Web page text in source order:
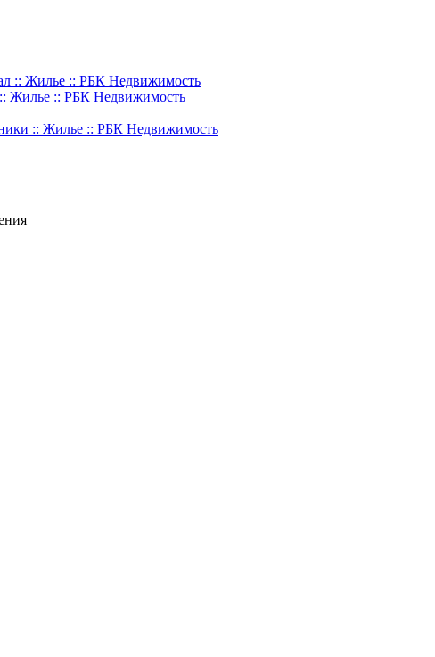
:: Жилье :: РБК Недвижимость
:: Жилье :: РБК Недвижимость
:: Жилье :: РБК Недвижимость